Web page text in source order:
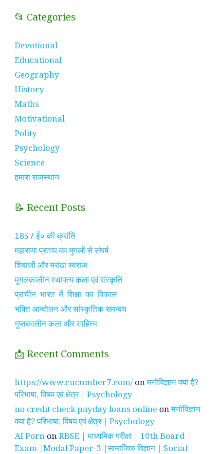
📂 Categories
Devotional
Educational
Geography
History
Maths
Motivational
Polity
Psychology
Science
हमारा राजस्थान
📝 Recent Posts
1857 ई० की क्रांति
महाराणा प्रताप का मुगलों से संघर्ष
शिवाजी और मराठा स्वराज
मुगलकालीन स्थापत्य कला एवं संस्कृति
प्राचीन भारत में शिक्षा का विकास
भक्ति आन्दोलन और सांस्कृतिक समन्वय
गुप्तकालीन कला और साहित्य
📩 Recent Comments
https://www.cucumber7.com/ onमनोविज्ञान क्या है?
परिभाषा, विषय एवं क्षेत्र | Psychology
no credit check payday loans online onमनोविज्ञान
क्या है? परिभाषा, विषय एवं क्षेत्र | Psychology
AI Porn onRBSE | माध्यमिक परीक्षा | 10th Board
Exam |Modal Paper-3 |सामाजिक विज्ञान | Social